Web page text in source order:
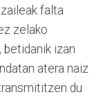
falta
zelako
betidanik izan
atera naiz
du